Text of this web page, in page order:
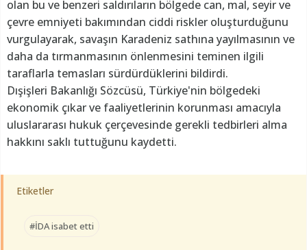
olan bu ve benzeri saldırıların bölgede can, mal, seyir ve
çevre emniyeti bakımından ciddi riskler oluşturduğunu
vurgulayarak, savaşın Karadeniz sathına yayılmasının ve
daha da tırmanmasının önlenmesini teminen ilgili
taraflarla temasları sürdürdüklerini bildirdi.
Dışişleri Bakanlığı Sözcüsü, Türkiye'nin bölgedeki
ekonomik çıkar ve faaliyetlerinin korunması amacıyla
uluslararası hukuk çerçevesinde gerekli tedbirleri alma
hakkını saklı tuttuğunu kaydetti.
Etiketler
#İDA isabet etti